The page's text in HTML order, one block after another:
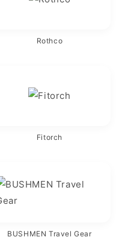
Rothco
Fitorch
BUSHMEN Travel Gear